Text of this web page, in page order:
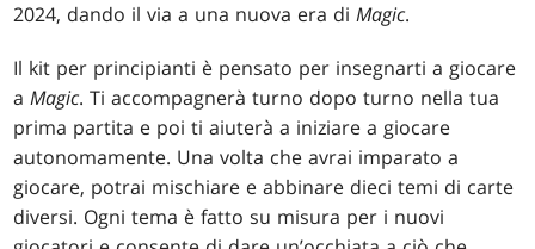
2024, dando il via a una nuova era diMagic.
Il kit per principianti è pensato per insegnarti a giocare
aMagic. Ti accompagnerà turno dopo turno nella tua
prima partita e poi ti aiuterà a iniziare a giocare
autonomamente. Una volta che avrai imparato a
giocare, potrai mischiare e abbinare dieci temi di carte
diversi. Ogni tema è fatto su misura per i nuovi